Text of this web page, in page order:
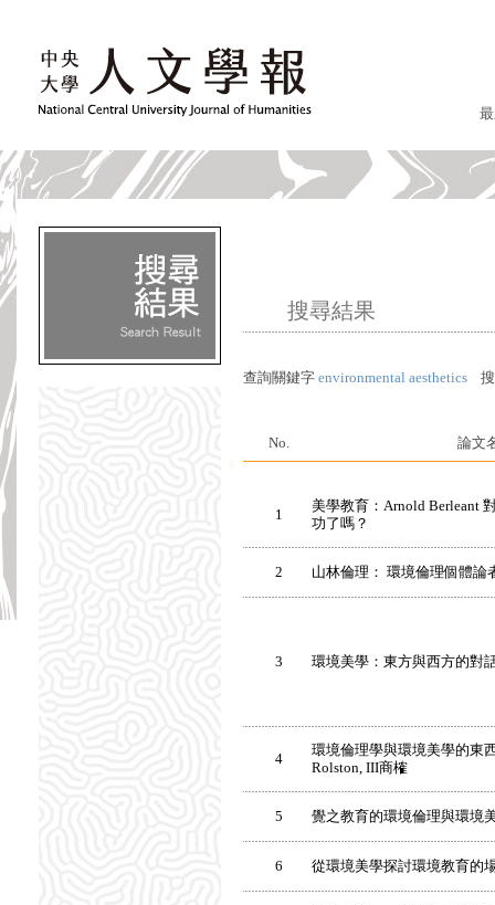
搜尋結果
查詢關鍵字 environmental aesthetics 搜
No. 論文
1
美學教育：Arnold Berleant
功了嗎？
2 山林倫理： 環境倫理個體論
3 環境美學：東方與西方的對
4
環境倫理學與環境美學的東
Rolston, III商榷
5 覺之教育的環境倫理與環境
6 從環境美學探討環境教育的